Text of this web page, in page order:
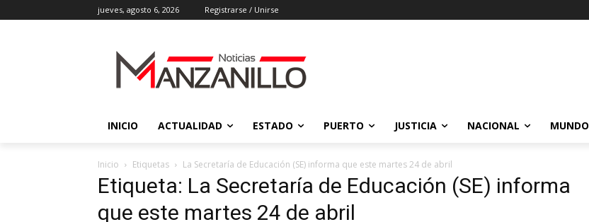
jueves, agosto 6, 2026 Registrarse / Unirse
INICIO ACTUALIDAD ESTADO PUERTO JUSTICIA NACIONAL MUNDO
Inicio Etiquetas La Secretaría de Educación (SE) informa que este martes 24 de abril
Etiqueta: La Secretaría de Educación (SE) informa
que este martes 24 de abril